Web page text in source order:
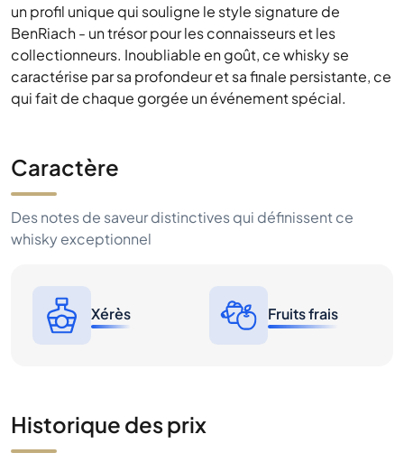
un profil unique qui souligne le style signature de
BenRiach - un trésor pour les connaisseurs et les
collectionneurs. Inoubliable en goût, ce whisky se
caractérise par sa profondeur et sa finale persistante, ce
qui fait de chaque gorgée un événement spécial.
Caractère
Des notes de saveur distinctives qui définissent ce
whisky exceptionnel
Xérès Fruits frais
Historique des prix